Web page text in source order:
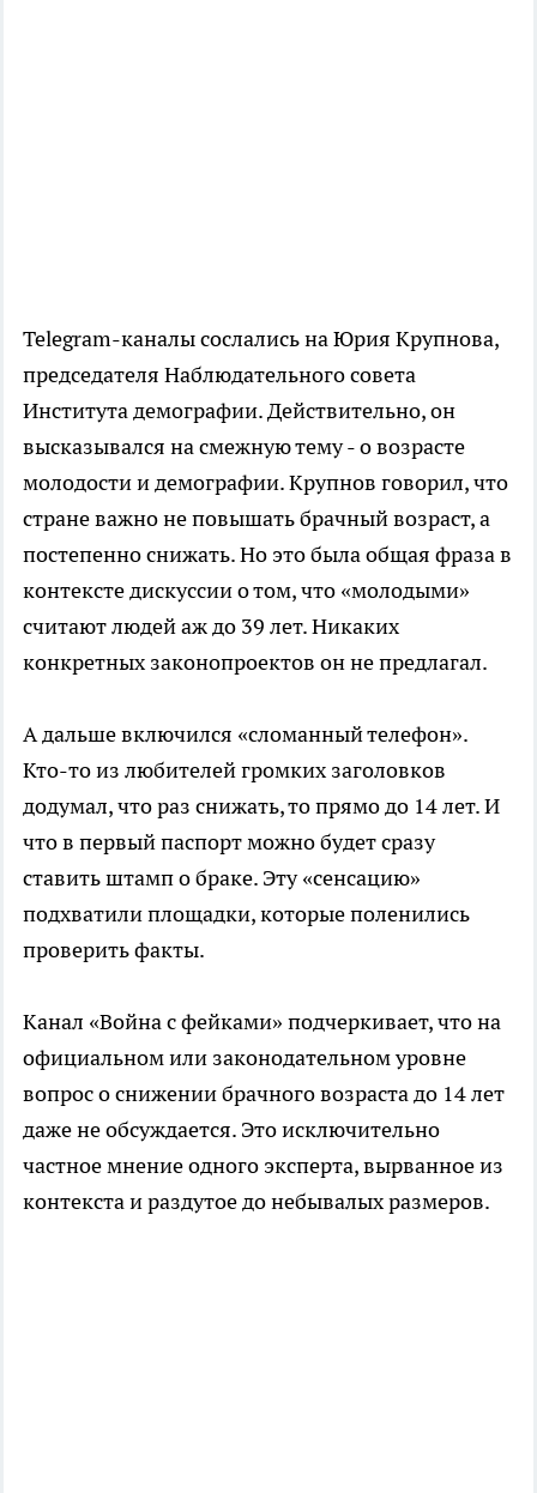
Telegram-каналы сослались на Юрия Крупнова,
председателя Наблюдательного совета
Института демографии. Действительно, он
высказывался на смежную тему - о возрасте
молодости и демографии. Крупнов говорил, что
стране важно не повышать брачный возраст, а
постепенно снижать. Но это была общая фраза в
контексте дискуссии о том, что «молодыми»
считают людей аж до 39 лет. Никаких
конкретных законопроектов он не предлагал.
А дальше включился «сломанный телефон».
Кто-то из любителей громких заголовков
додумал, что раз снижать, то прямо до 14 лет. И
что в первый паспорт можно будет сразу
ставить штамп о браке. Эту «сенсацию»
подхватили площадки, которые поленились
проверить факты.
Канал «Война с фейками» подчеркивает, что на
официальном или законодательном уровне
вопрос о снижении брачного возраста до 14 лет
даже не обсуждается. Это исключительно
частное мнение одного эксперта, вырванное из
контекста и раздутое до небывалых размеров.